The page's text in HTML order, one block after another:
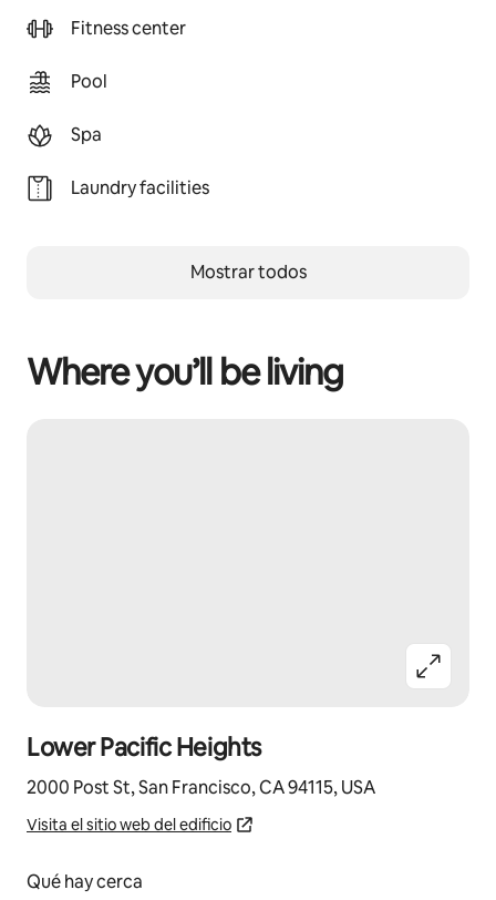
Fitness center
Pool
Spa
Laundry facilities
Mostrar todos
Where you’ll be living
Lower Pacific Heights
2000 Post St, San Francisco, CA 94115, USA
Visita el sitio web del edificio
Qué hay cerca